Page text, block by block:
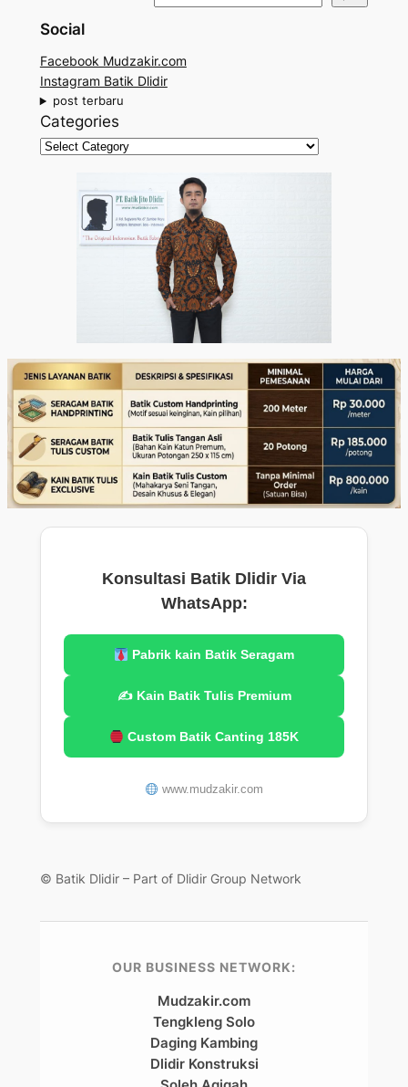
e
c
h
Social
Facebook Mudzakir.com
Instagram Batik Dlidir
post terbaru
Categories
Konsultasi Batik Dlidir Via
WhatsApp:
Pabrik kain Batik Seragam
✍️ Kain Batik Tulis Premium
Custom Batik Canting 185K
www.mudzakir.com
© Batik Dlidir – Part of Dlidir Group Network
OUR BUSINESS NETWORK:
Mudzakir.com
Tengkleng Solo
Daging Kambing
Dlidir Konstruksi